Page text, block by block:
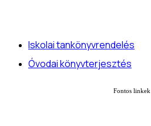
Iskolai tankönyvrendelés
Óvodai könyvterjesztés
Fontos linkek